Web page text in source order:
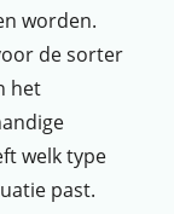
worden.
de sorter
het
welk type
past.